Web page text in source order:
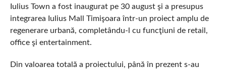
Iulius Town a fost inaugurat pe 30 august şi a presupus
integrarea Iulius Mall Timişoara într-un proiect amplu de
regenerare urbană, completându-l cu funcţiuni de retail,
office şi entertainment.
Din valoarea totală a proiectului, până în prezent s-au